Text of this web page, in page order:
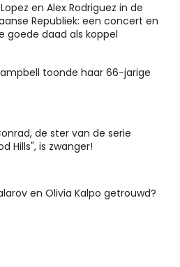
en Alex Rodriguez in de
Republiek: een concert en
goede daad als koppel
toonde haar 66-jarige
de ster van de serie
Hills", is zwanger!
en Olivia Kalpo getrouwd?